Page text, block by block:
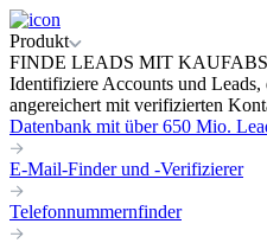
Produkt
FINDE LEADS MIT
Identifiziere Accounts und Leads,
angereichert mit verifizierten
Datenbank mit über 650 Mio.
E-Mail-Finder und -Verifizierer
Telefonnummernfinder